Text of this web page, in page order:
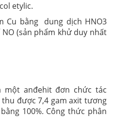
etylic.
Cu bằng dung dịch HNO3
(sản phẩm khử duy nhất
một anđehit đơn chức tác
được 7,4 gam axit tương
100%. Công thức phân